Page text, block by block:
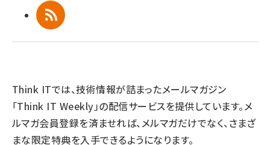
RSS
Think ITでは、技術情報が詰まったメールマガジン
「Think IT Weekly」の配信サービスを提供しています。メ
ルマガ会員登録を済ませれば、メルマガだけでなく、さまざ
まな限定特典を入手できるようになります。